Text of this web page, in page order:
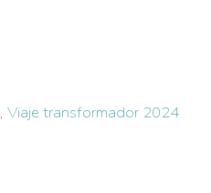
,Viaje transformador 2024